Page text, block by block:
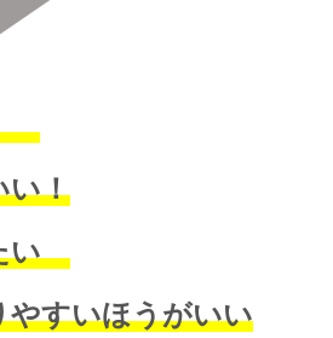
い！
い
やすいほうがいい